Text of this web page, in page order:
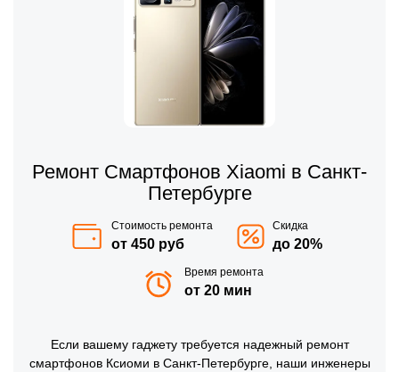
Ремонт Смартфонов Xiaomi в Санкт-
Петербурге
Стоимость ремонта
от 450 руб
Скидка
до 20%
Время ремонта
от 20 мин
Если вашему гаджету требуется надежный ремонт
смартфонов Ксиоми в Санкт-Петербурге, наши инженеры